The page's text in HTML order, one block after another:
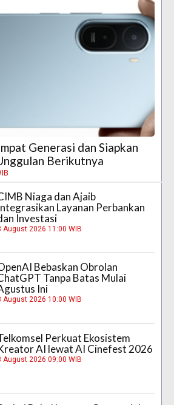
Generasi dan Siapkan
Berikutnya
Niaga dan Ajaib
Layanan Perbankan
Investasi
August 2026 11:00 WIB
Bebaskan Obrolan
Tanpa Batas Mulai
Ini
August 2026 10:00 WIB
Perkuat Ekosistem
AI lewat AI Cinefest 2026
August 2026 09:00 WIB